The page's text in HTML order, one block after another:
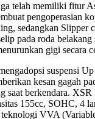
telah memiliki fitur
pengoperasian
sedangkan Slipper
pada roda belakang
gigi secara
suspensi
kesan gagah
saat berkendara.
155cc, SOHC, 4
VVA